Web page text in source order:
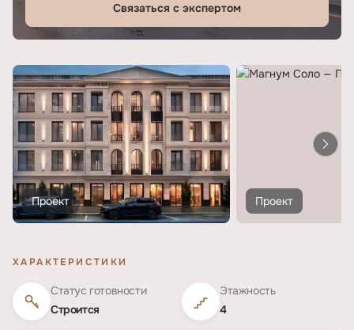
Связаться с экспертом
Проект Проект
ХАРАКТЕРИСТИКИ
Статус готовности
Строится
Этажность
4